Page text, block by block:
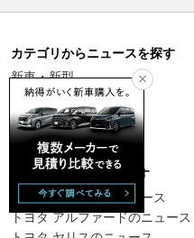
カテゴリからニュースを探す
新車・新型
クルマ業界
カー用品
モータースポーツ
車種からニュースを探す
トヨタ プリウスのニュース
トヨタ アルファードのニュース